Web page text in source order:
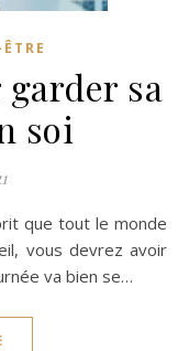
sa
soi
vous devrez avoir
va bien se…